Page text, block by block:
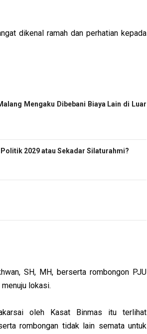
dikenal ramah dan perhatian kepada
Mengaku Dibebani Biaya Lain di Luar
2029 atau Sekadar Silaturahmi?
SH, MH, berserta rombongon PJU
lokasi.
oleh Kasat Binmas itu terlihat
rombongan tidak lain semata untuk